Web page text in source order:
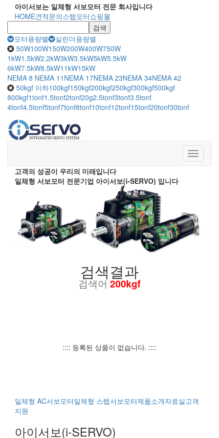
아이서보는 일체형 서보모터 전문 회사입니다
HOME견적문의스텝모터쇼핑몰
검색
모터용량별
실린더용량별
50W100W150W200W400W750W
1kW1.5kW2.2kW3kW3.5kW5kW5.5kW
6kW7.5kW8.5kW11kW15kW
NEMA 8 NEMA 11 NEMA 17NEMA 23NEMA 34NEMA 42
50kgf 이하100kgf150kgf200kgf250kgf300kgf500kgf
800kgf1tonf1.5tonf2tonf20g2.5tonf3tonf3.5tonf
4tonf4.5tonf5tonf7tonf8tonf10tonf12tonf15tonf20tonf30tonf
Toggle
고객의 성공이 우리의 미래입니다
일체형 서보모터 전문기업 아이서보(i-SERVO) 입니다
검색결과
검색어200kgf
:::: 등록된 상품이 없습니다. ::::
일체형 AC서보모터일체형 스텝서보모터제품소개자료실고객
지원
아이서보(i-SERVO)